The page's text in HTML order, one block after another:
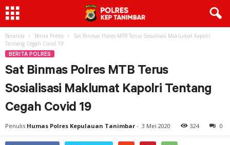
Beranda Berita Polres
Sat Binmas Polres MTB Terus Sosialisasi Maklumat Kapolri
Tentang Cegah Covid 19
BERITA POLRES
Sat Binmas Polres MTB Terus
Sosialisasi Maklumat Kapolri Tentang
Cegah Covid 19
Penulis Humas Polres Kepulauan Tanimbar - 3 Mei 2020 324 0